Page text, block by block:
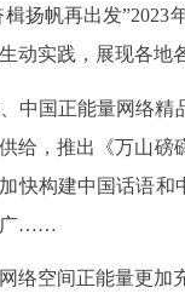
扬帆再出发
动实践，展现各地
中国正能量网络
给，推出《万山磅
快构建中国话语
广……
络空间正能量更加